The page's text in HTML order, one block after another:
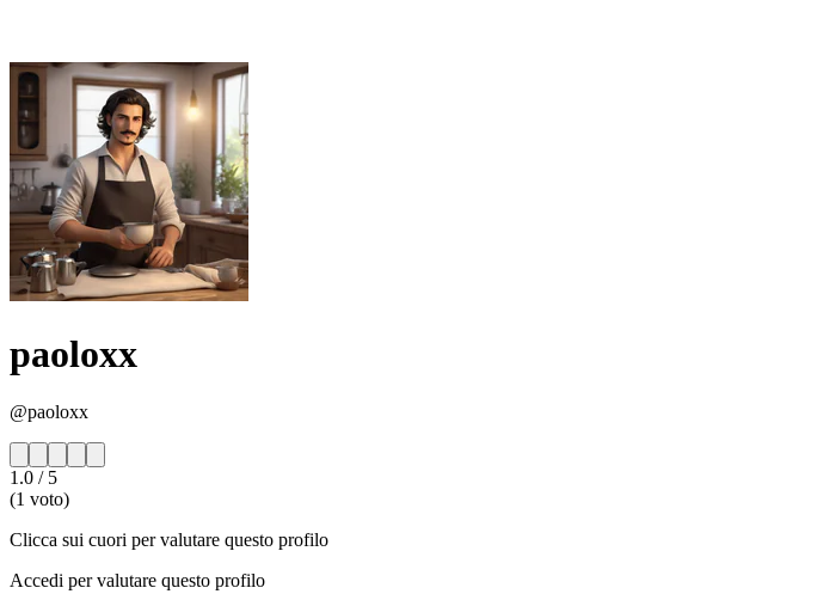
paoloxx
@paoloxx
1.0 / 5
(1 voto)
Clicca sui cuori per valutare questo profilo
Accedi per valutare questo profilo